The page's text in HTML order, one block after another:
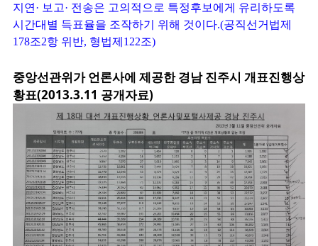
지연· 보고· 전송은 고의적으로 특정후보에게 유리하도록
시간대별 득표율을 조작하기 위해 것이다.(공직선거법제
178조2항 위반, 형법제122조)
중앙선관위가 언론사에 제공한 경남 진주시 개표진행상
황표(2013.3.11 공개자료)